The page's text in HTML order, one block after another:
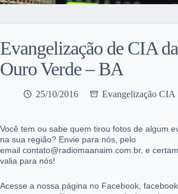
Evangelização de CIA
Ouro Verde – BA
25/10/2016 Evangelização CIA
Você tem ou sabe quem tirou fotos de algum
na sua região? Envie para nós, pelo
email contato@radiomaanaim.com.br, e
valia para nós!
Acesse a nossa página no Facebook,